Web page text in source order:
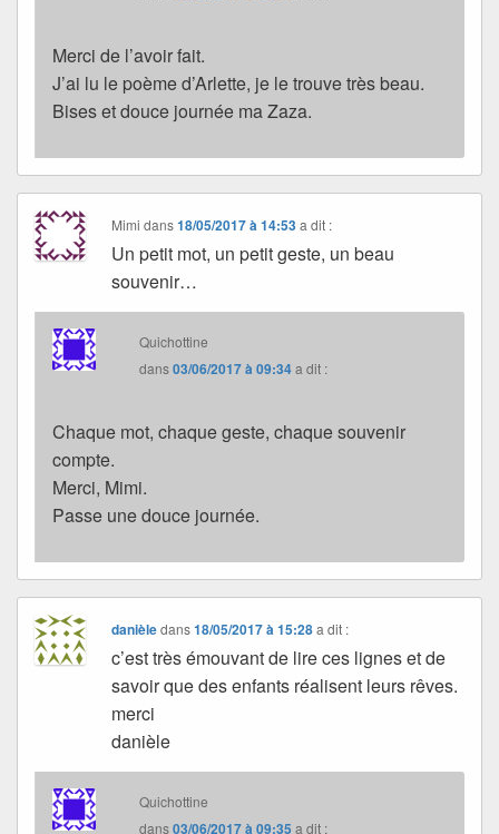
Merci de l’avoir fait.
J’ai lu le poème d’Arlette, je le trouve très beau.
Bises et douce journée ma Zaza.
Mimi dans18/05/2017 à 14:53 a dit :
Un petit mot, un petit geste, un beau
souvenir…
Quichottine
dans03/06/2017 à 09:34a dit :
Chaque mot, chaque geste, chaque souvenir
compte.
Merci, Mimi.
Passe une douce journée.
danièledans18/05/2017 à 15:28 a dit :
c’est très émouvant de lire ces lignes et de
savoir que des enfants réalisent leurs rêves.
merci
danièle
Quichottine
dans03/06/2017 à 09:35 a dit :